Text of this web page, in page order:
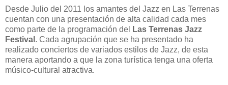
Desde Julio del 2011 los amantes del Jazz en Las Terrenas
cuentan con una presentación de alta calidad cada mes
como parte de la programación del
Las Terrenas Jazz
Festival . Cada agrupación que se ha presentado ha
realizado conciertos de variados estilos de Jazz, de esta
manera aportando a que la zona turística tenga una oferta
músico-cultural atractiva.